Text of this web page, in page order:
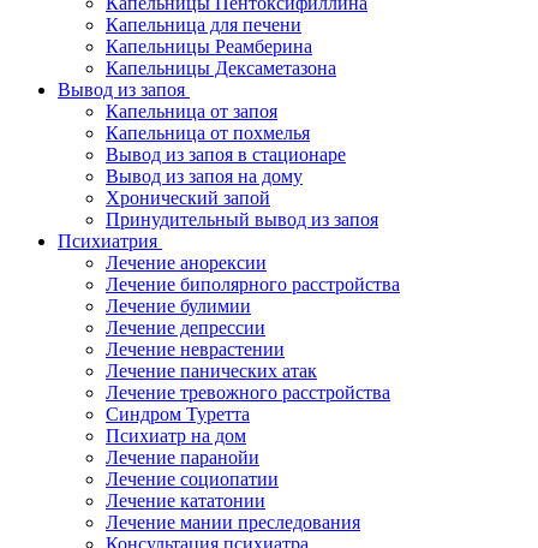
Капельница для печени
Капельницы Реамберина
Капельницы Дексаметазона
Вывод из запоя
Капельница от запоя
Капельница от похмелья
Вывод из запоя в стационаре
Вывод из запоя на дому
Хронический запой
Принудительный вывод из запоя
Психиатрия
Лечение анорексии
Лечение биполярного расстройства
Лечение булимии
Лечение депрессии
Лечение неврастении
Лечение панических атак
Лечение тревожного расстройства
Синдром Туретта
Психиатр на дом
Лечение паранойи
Лечение социопатии
Лечение кататонии
Лечение мании преследования
Консультация психиатра